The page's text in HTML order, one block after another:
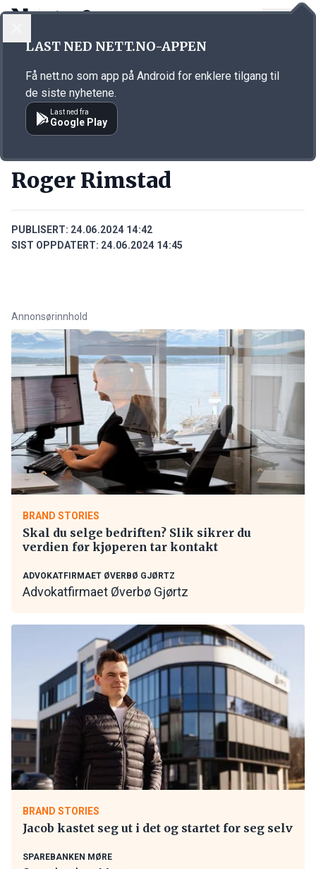
Annonsørinnhold
Roger Rimstad
PUBLISERT: 24.06.2024 14:42
SIST OPPDATERT: 24.06.2024 14:45
Annonsørinnhold
BRAND STORIES
Skal du selge bedriften? Slik sikrer du
verdien før kjøperen tar kontakt
ADVOKATFIRMAET ØVERBØ GJØRTZ
Advokatfirmaet Øverbø Gjørtz
BRAND STORIES
Jacob kastet seg ut i det og startet for seg selv
SPAREBANKEN MØRE
LAST NED NETT.NO-APPEN
Få nett.no som app på Android for enklere tilgang til
de siste nyhetene.
Last ned fra
Google Play